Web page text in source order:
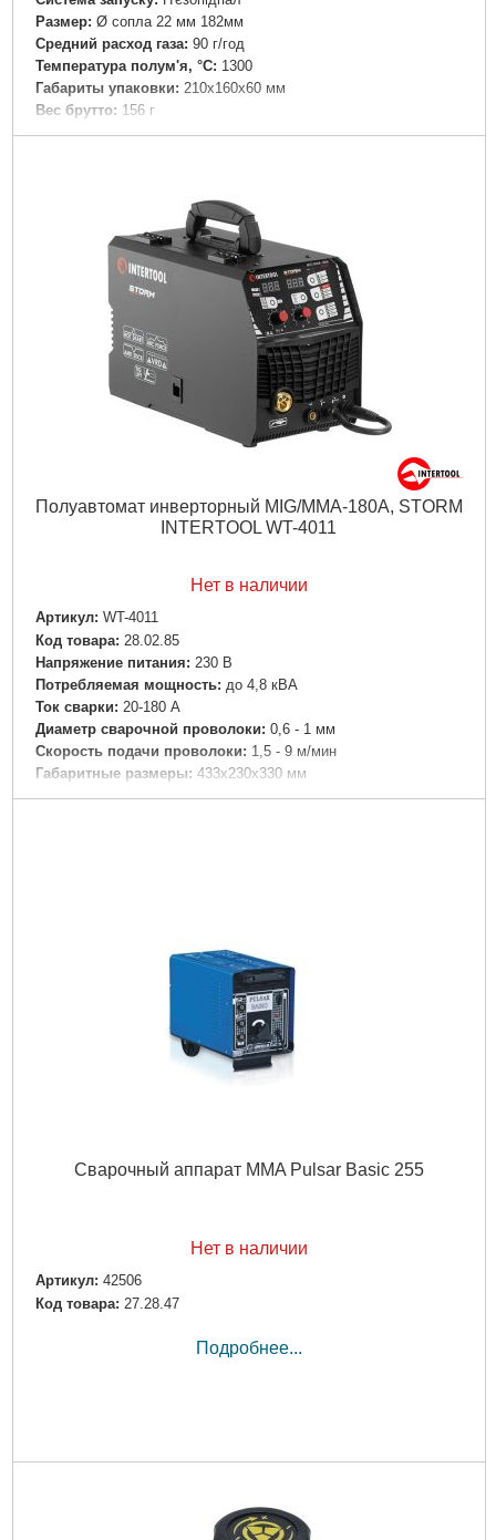
Раз­мер: Ø сопла 22 мм 182мм
Средний расход газа: 90 г/год
Температура полум'я, °C: 1300
Габариты упаковки: 210x160x60 мм
Вес брутто: 156 г
Полуавтомат инверторный MIG/MMA-180A, STORM
INTERTOOL WT-4011
Нет в наличии
Артикул: WT-4011
Код товара: 28.02.85
Напряжение питания: 230 В
Потребляемая мощность: до 4,8 кВА
Ток сварки: 20-180 А
Диаметр сварочной проволоки: 0,6 - 1 мм
Скорость подачи проволоки: 1,5 - 9 м/мин
Габаритные размеры: 433х230х330 мм
Гарантия: 3 года
Сварочный аппарат MMA Pulsar Basic 255
Нет в наличии
Артикул: 42506
Код товара: 27.28.47
Подробнее...